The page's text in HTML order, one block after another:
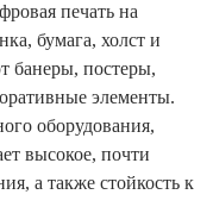
печать на
бумага, холст и
банеры, постеры,
элементы.
оборудования,
высокое, почти
а также стойкость к